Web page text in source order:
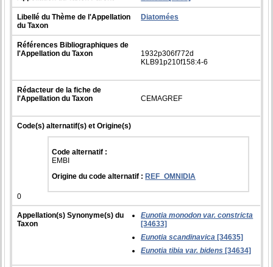
Libellé du Thème de l'Appellation
du Taxon
Diatomées
Références Bibliographiques de
l'Appellation du Taxon
1932p306f772d
KLB91p210f158:4-6
Rédacteur de la fiche de
l'Appellation du Taxon
CEMAGREF
Code(s) alternatif(s) et Origine(s)
Code alternatif :
EMBI
Origine du code alternatif :REF_OMNIDIA
0
Appellation(s) Synonyme(s) du
Taxon
Eunotia monodon var. constricta
[34633]
Eunotia scandinavica[34635]
Eunotia tibia var. bidens[34634]